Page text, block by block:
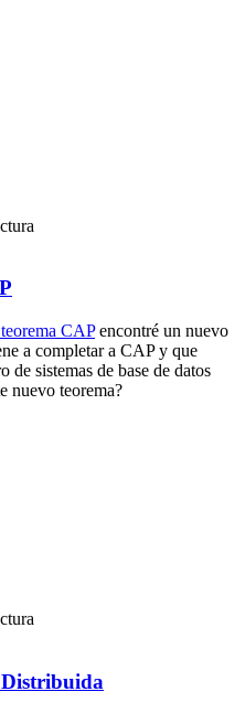
CAPencontré un nuevo
a completar a CAP y que
de sistemas de base de datos
nuevo teorema?